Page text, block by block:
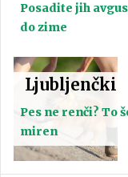
Posadite jih
do zime
Ljubljenčki
Pes ne renči? To
miren